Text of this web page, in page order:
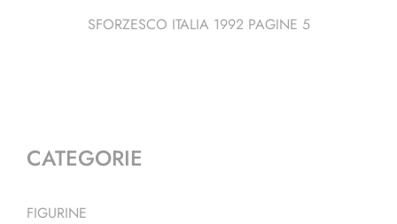
SFORZESCO ITALIA 1992 PAGINE 5
CATEGORIE
FIGURINE